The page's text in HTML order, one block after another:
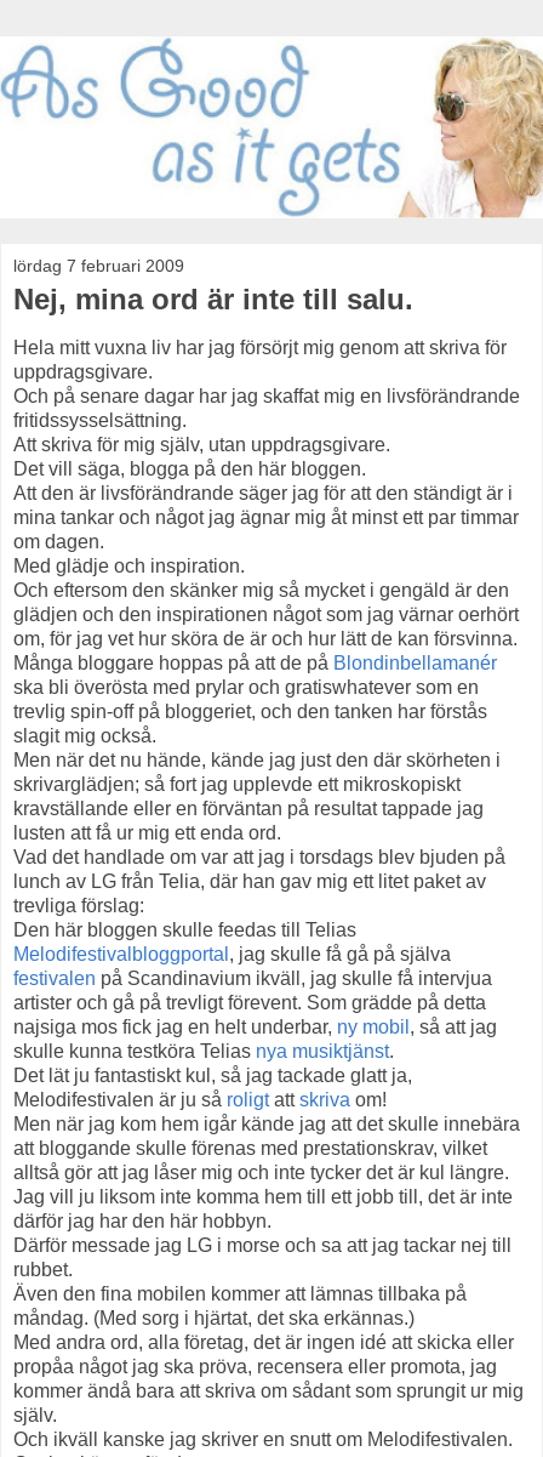
lördag 7 februari 2009
Nej, mina ord är inte till salu.
Hela mitt vuxna liv har jag försörjt mig genom att skriva för
uppdragsgivare.
Och på senare dagar har jag skaffat mig en livsförändrande
fritidssysselsättning.
Att skriva för mig själv, utan uppdragsgivare.
Det vill säga, blogga på den här bloggen.
Att den är livsförändrande säger jag för att den ständigt är i
mina tankar och något jag ägnar mig åt minst ett par timmar
om dagen.
Med glädje och inspiration.
Och eftersom den skänker mig så mycket i gengäld är den
glädjen och den inspirationen något som jag värnar oerhört
om, för jag vet hur sköra de är och hur lätt de kan försvinna.
Många bloggare hoppas på att de på Blondinbellamanér
ska bli överösta med prylar och gratiswhatever som en
trevlig spin-off på bloggeriet, och den tanken har förstås
slagit mig också.
Men när det nu hände, kände jag just den där skörheten i
skrivarglädjen; så fort jag upplevde ett mikroskopiskt
kravställande eller en förväntan på resultat tappade jag
lusten att få ur mig ett enda ord.
Vad det handlade om var att jag i torsdags blev bjuden på
lunch av LG från Telia, där han gav mig ett litet paket av
trevliga förslag:
Den här bloggen skulle feedas till Telias
Melodifestivalbloggportal , jag skulle få gå på själva
festivalen på Scandinavium ikväll, jag skulle få intervjua
artister och gå på trevligt förevent. Som grädde på detta
najsiga mos fick jag en helt underbar, ny mobil , så att jag
skulle kunna testköra Telias nya musiktjänst.
Det lät ju fantastiskt kul, så jag tackade glatt ja,
Melodifestivalen är ju så roligtattskriva om!
Men när jag kom hem igår kände jag att det skulle innebära
att bloggande skulle förenas med prestationskrav, vilket
alltså gör att jag låser mig och inte tycker det är kul längre.
Jag vill ju liksom inte komma hem till ett jobb till, det är inte
därför jag har den här hobbyn.
Därför messade jag LG i morse och sa att jag tackar nej till
rubbet.
Även den fina mobilen kommer att lämnas tillbaka på
måndag. (Med sorg i hjärtat, det ska erkännas.)
Med andra ord, alla företag, det är ingen idé att skicka eller
propåa något jag ska pröva, recensera eller promota, jag
kommer ändå bara att skriva om sådant som sprungit ur mig
själv.
Och ikväll kanske jag skriver en snutt om Melodifestivalen.